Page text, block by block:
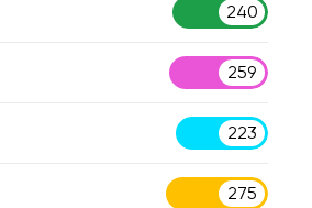
240
259
223
275